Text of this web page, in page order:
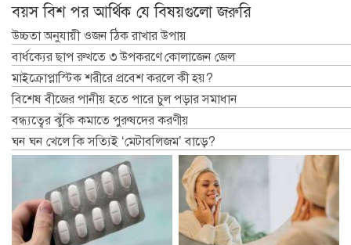
বয়স বিশ পর আর্থিক যে বিষয়গুলো জরুরি
উচ্চতা অনুযায়ী ওজন ঠিক রাখার উপায়
বার্ধক্যের ছাপ রুখতে ৩ উপকরণে কোলাজেন জেল
মাইক্রোপ্লাস্টিক শরীরে প্রবেশ করলে কী হয়?
বিশেষ বীজের পানীয় হতে পারে চুল পড়ার সমাধান
বন্ধ্যত্বের ঝুঁকি কমাতে পুরুষদের করণীয়
ঘন ঘন খেলে কি সত্যিই ‘মেটাবলিজম’ বাড়ে?